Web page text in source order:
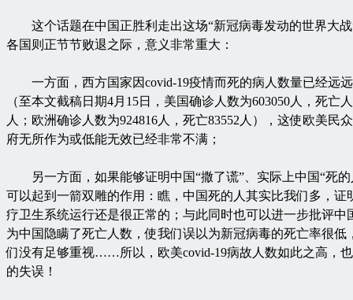
这个话题在中国正胜利走出这场“新冠病毒发动的世界大战
各国则正节节败退之际，意义非常重大：
一方面，西方国家因covid-19疫情而死的病人数量已经远
（至本文截稿日期4月15日，美国确诊人数为603050人，死亡
人；欧洲确诊人数为924816人，死亡83552人），这使欧美民
府无所作为或低能无效已经非常不满；
另一方面，如果能够证明中国“撒了谎”、实际上中国“死的
可以起到一箭双雕的作用：瞧，中国死的人其实比我们多，证
疗卫生系统运行还是很正常的；与此同时也可以进一步批评中
为中国隐瞒了死亡人数，使我们误以为新冠病毒的死亡率很低
们没有足够重视……所以，欧美covid-19病故人数如此之高，
的失误！